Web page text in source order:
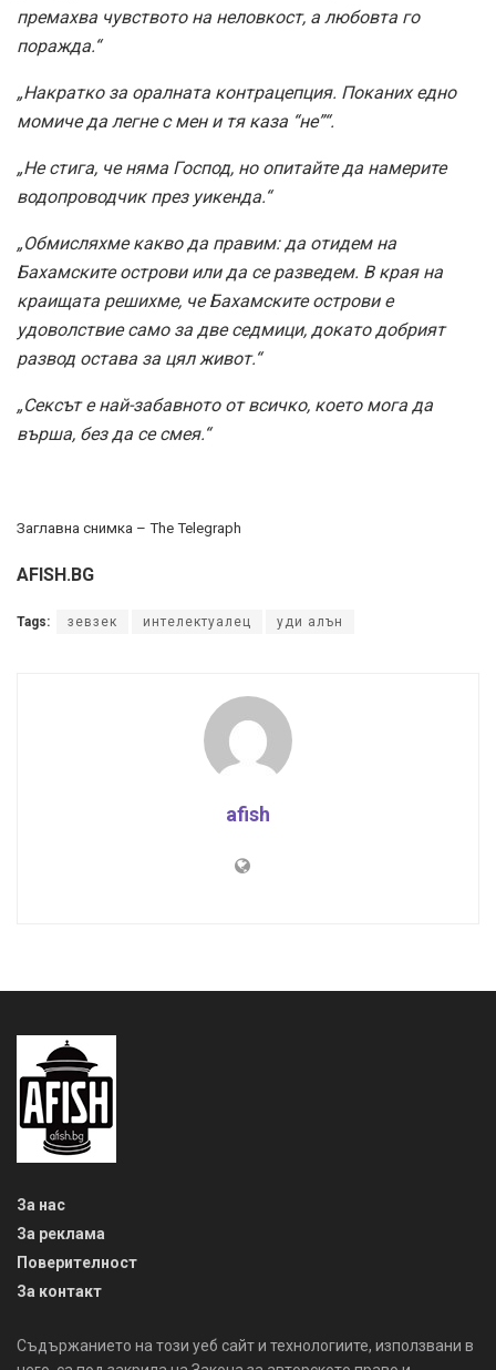
премахва чувството на неловкост, а любовта го
поражда.“
„Накратко за оралната контрацепция. Поканих едно
момиче да легне с мен и тя каза “не”“.
„Не стига, че няма Господ, но опитайте да намерите
водопроводчик през уикенда.“
„Обмисляхме какво да правим: да отидем на
Бахамските острови или да се разведем. В края на
краищата решихме, че Бахамските острови е
удоволствие само за две седмици, докато добрият
развод остава за цял живот.“
„Сексът е най-забавното от всичко, което мога да
върша, без да се смея.“
Заглавна снимка – The Telegraph
AFISH.BG
Tags: зевзек интелектуалец уди алън
afish
За нас
За реклама
Поверителност
За контакт
Съдържанието на този уеб сайт и технологиите, използвани в